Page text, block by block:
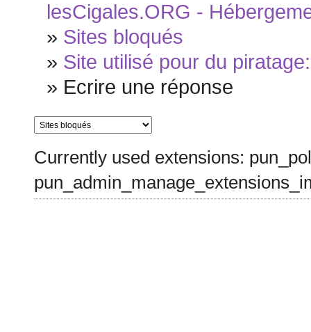
lesCigales.ORG -
» Sites bloqués
» Site utilisé pour du
» Ecrire une réponse
Currently used extensions: